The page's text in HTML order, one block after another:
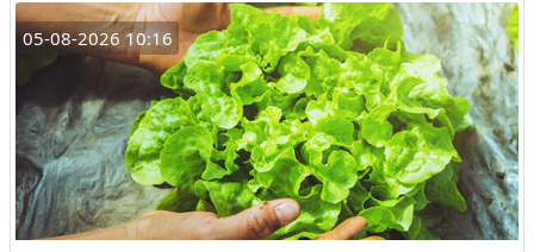
05-08-2026 10:16